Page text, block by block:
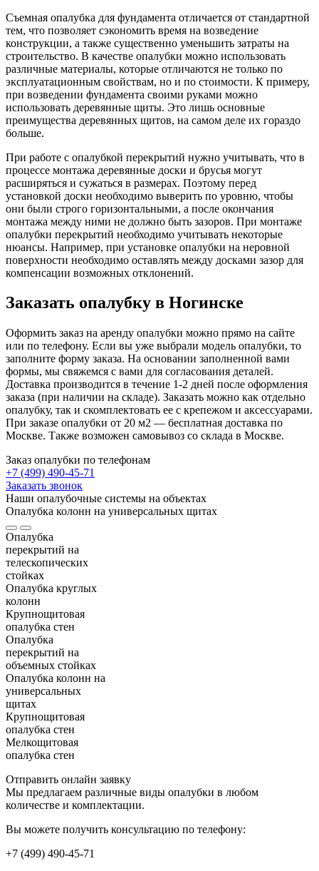
Съемная опалубка для фундамента отличается от стандартной
тем, что позволяет сэкономить время на возведение
конструкции, а также существенно уменьшить затраты на
строительство. В качестве опалубки можно использовать
различные материалы, которые отличаются не только по
эксплуатационным свойствам, но и по стоимости. К примеру,
при возведении фундамента своими руками можно
использовать деревянные щиты. Это лишь основные
преимущества деревянных щитов, на самом деле их гораздо
больше.
При работе с опалубкой перекрытий нужно учитывать, что в
процессе монтажа деревянные доски и брусья могут
расширяться и сужаться в размерах. Поэтому перед
установкой доски необходимо выверить по уровню, чтобы
они были строго горизонтальными, а после окончания
монтажа между ними не должно быть зазоров. При монтаже
опалубки перекрытий необходимо учитывать некоторые
нюансы. Например, при установке опалубки на неровной
поверхности необходимо оставлять между досками зазор для
компенсации возможных отклонений.
Заказать опалубку в Ногинске
Оформить заказ на аренду опалубки можно прямо на сайте
или по телефону. Если вы уже выбрали модель опалубки, то
заполните форму заказа. На основании заполненной вами
формы, мы свяжемся с вами для согласования деталей.
Доставка производится в течение 1-2 дней после оформления
заказа (при наличии на складе). Заказать можно как отдельно
опалубку, так и скомплектовать ее с крепежом и аксессуарами.
При заказе опалубки от 20 м2 — бесплатная доставка по
Москве. Также возможен самовывоз со склада в Москве.
Заказ опалубки по телефонам
+7 (499) 490-45-71
Заказать звонок
Наши опалубочные системы на объектах
Опалубка колонн на универсальных щитах
Опалубка
перекрытий на
телескопических
стойках
Опалубка круглых
колонн
Крупнощитовая
опалубка стен
Опалубка
перекрытий на
объемных стойках
Опалубка колонн на
универсальных
щитах
Крупнощитовая
опалубка стен
Мелкощитовая
опалубка стен
Отправить онлайн заявку
Мы предлагаем различные виды опалубки в любом
количестве и комплектации.
Вы можете получить консультацию по телефону:
+7 (499) 490-45-71